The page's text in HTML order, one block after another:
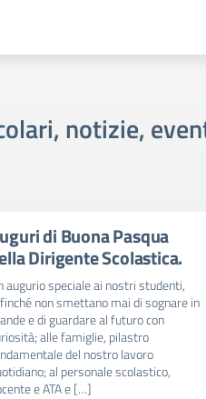
notizie,
di Buona Pasqua
Dirigente Scolastica.
augurio speciale ai nostri studenti,
non smettano mai di sognare in
e di guardare al futuro con
alle famiglie, pilastro
del nostro lavoro
al personale scolastico,
e ATA e […]